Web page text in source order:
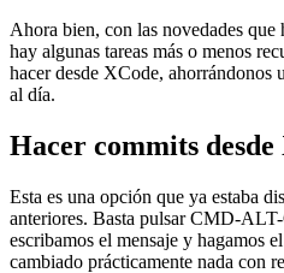
Ahora bien, con las novedades
hay algunas tareas más o menos
hacer desde XCode, ahorrándonos
al día.
Hacer commits desde
Esta es una opción que ya estaba
anteriores. Basta pulsar CMD-
escribamos el mensaje y hagamos
cambiado prácticamente nada con